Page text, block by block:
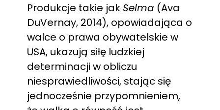
Produkcje takie jak Selma (Ava
DuVernay, 2014), opowiadająca o
walce o prawa obywatelskie w
USA, ukazują siłę ludzkiej
determinacji w obliczu
niesprawiedliwości, stając się
jednocześnie przypomnieniem,